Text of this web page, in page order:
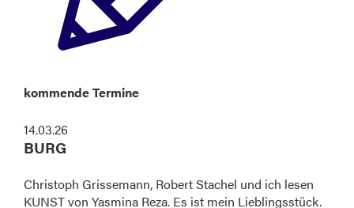
kommende Termine
14.03.26
BURG
Christoph Grissemann, Robert Stachel und ich lesen
KUNST von Yasmina Reza. Es ist mein Lieblingsstück.